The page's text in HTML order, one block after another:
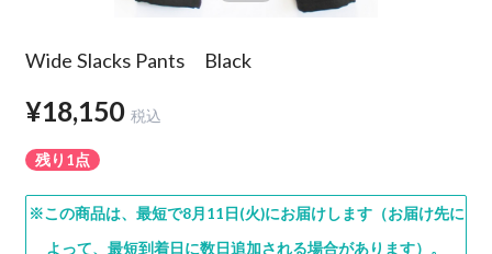
Wide Slacks Pants Black
¥18,150 税込
残り1点
※この商品は、最短で8月11日(火)にお届けします（お届け先に
よって、最短到着日に数日追加される場合があります）。